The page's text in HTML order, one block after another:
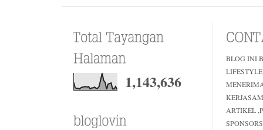
1,143,636
BLOG INI
ARTIKEL